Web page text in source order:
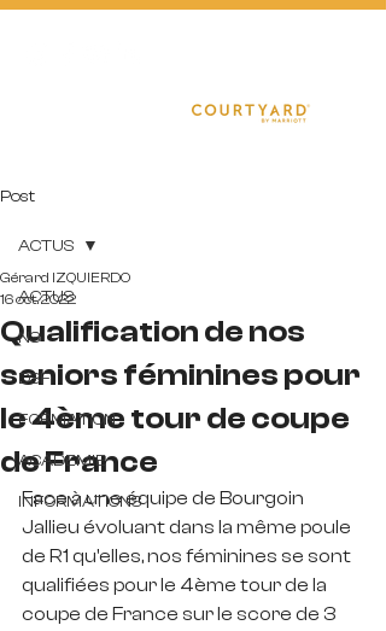
Post
ACTUS
N3
D3F
FORMATION
ACADEMIE
INFORMATIONS
ACTUS
Qualification de nos
seniors féminines pour
le 4ème tour de coupe
de France
Gérard IZQUIERDO
16 oct. 2022
Face à une équipe de Bourgoin
Jallieu évoluant dans la même poule
de R1 qu'elles, nos féminines se sont
qualifiées pour le 4ème tour de la
coupe de France sur le score de 3